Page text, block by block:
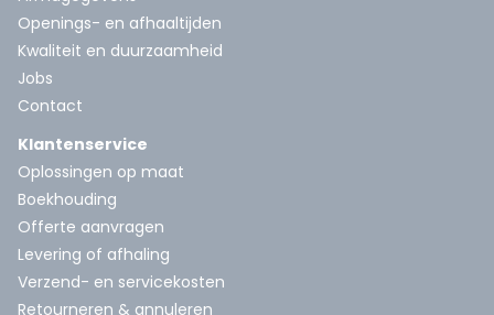
Openings- en afhaaltijden
Kwaliteit en duurzaamheid
Jobs
Contact
Klantenservice
Oplossingen op maat
Boekhouding
Offerte aanvragen
Levering of afhaling
Verzend- en servicekosten
Retourneren & annuleren